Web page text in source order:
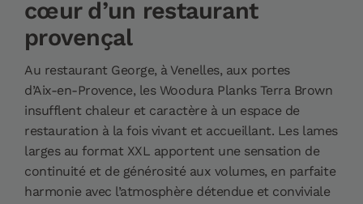
cœur d’un restaurant
provençal
Au restaurant George, à Venelles, aux portes
d’Aix‑en‑Provence, les Woodura Planks Terra Brown
insufflent chaleur et caractère à un espace de
restauration à la fois vivant et accueillant. Les lames
larges au format XXL apportent une sensation de
continuité et de générosité aux volumes, en parfaite
harmonie avec l’atmosphère détendue et conviviale